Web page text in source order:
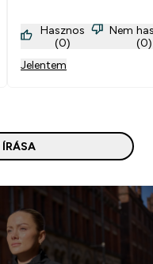
Hasznos
(0)
Nem
(0)
Jelentem
ÍRÁSA